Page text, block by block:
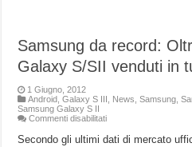
Samsung da record:
Galaxy S/SII venduti in
1 Giugno, 2012
Android ,Galaxy S III News ,Samsung ,
Samsung Galaxy S II
Commenti disabilitatisu
da
Secondo gli ultimi dati di mercato